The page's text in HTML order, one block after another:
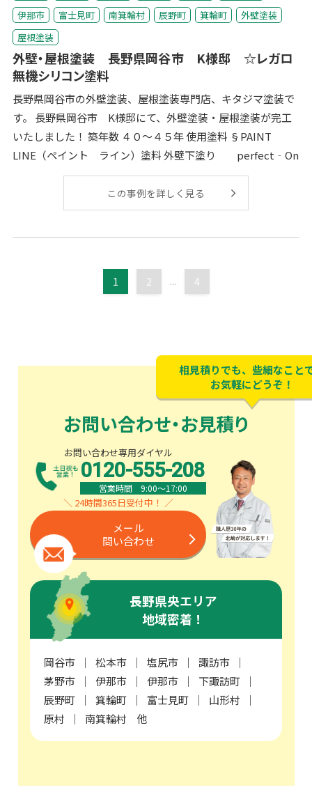
伊那市 富士見町 南箕輪村 辰野町 箕輪町
外壁塗装
屋根塗装
外壁・屋根塗装 長野県岡谷市 K様邸 ☆レガロ
無機シリコン塗料
長野県岡谷市の外壁塗装、屋根塗装専門店、キタジマ塗装で
す。 長野県岡谷市 K様邸にて、外壁塗装・屋根塗装が完工
いたしました！ 築年数 ４０～４５年 使用塗料 §PAINT
LINE（ペイント ライン）塗料 外壁下塗り perfect‐On
この事例を詳しく見る
1 2 ... 4
相見積りでも、些細なこと
お気軽にどうぞ！
お問い合わせ・お見積り
お問い合わせ専用ダイヤル
0120-555-208
営業時間 9:00〜17:00
＼ 24時間365日受付中！ ／
メール
問い合わせ
長野県央エリア
地域密着！
岡谷市 松本市 塩尻市
諏訪市
茅野市
伊那市 伊那市
下諏訪町
辰野町
箕輪町 富士見町
山形村
原村
南箕輪村 他